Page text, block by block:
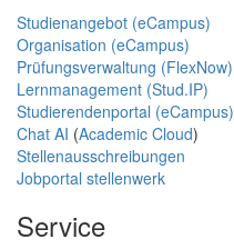
Studienangebot (eCampus)
Organisation (eCampus)
Prüfungsverwaltung (FlexNow)
Lernmanagement (Stud.IP)
Studierendenportal (eCampus)
Chat AI (Academic Cloud)
Stellenausschreibungen
Jobportal stellenwerk
Service